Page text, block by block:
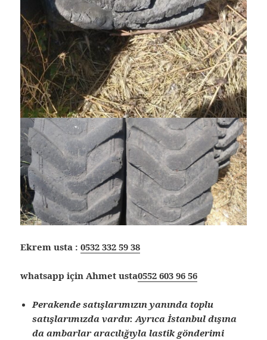
Ekrem usta :0532 332 59 38
whatsapp için Ahmet usta0552 603 96 56
Perakende satışlarımızın yanında toplu
satışlarımızda vardır. Ayrıca İstanbul dışına
da ambarlar aracılığıyla lastik gönderimi